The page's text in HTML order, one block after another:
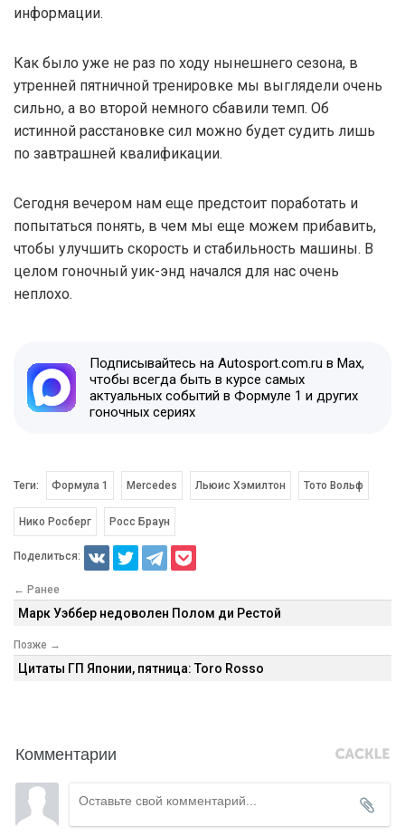
информации.
Как было уже не раз по ходу нынешнего сезона, в
утренней пятничной тренировке мы выглядели очень
сильно, а во второй немного сбавили темп. Об
истинной расстановке сил можно будет судить лишь
по завтрашней квалификации.
Сегодня вечером нам еще предстоит поработать и
попытаться понять, в чем мы еще можем прибавить,
чтобы улучшить скорость и стабильность машины. В
целом гоночный уик-энд начался для нас очень
неплохо.
Подписывайтесь на Autosport.com.ru в Max,
чтобы всегда быть в курсе самых
актуальных событий в Формуле 1 и других
гоночных сериях
Теги: Формула 1 Mercedes Льюис Хэмилтон Тото Вольф
Нико Росберг Росс Браун
Поделиться:
← Ранее
Марк Уэббер недоволен Полом ди Рестой
Позже →
Цитаты ГП Японии, пятница: Toro Rosso
Комментарии